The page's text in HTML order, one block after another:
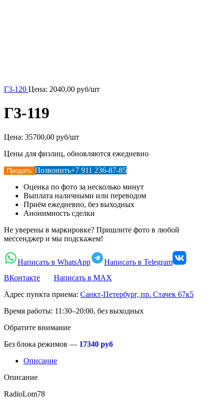
Г3-120 Цена: 2040,00 руб/шт
Г3-119
Цена: 35700,00 руб/шт
Цены для физлиц, обновляются ежедневно
Продать Позвонить+7 911 236-87-85
Оценка по фото за несколько минут
Выплата наличными или переводом
Приём ежедневно, без выходных
Анонимность сделки
Не уверены в маркировке? Пришлите фото в любой
мессенджер и мы подскажем!
Написать в WhatsApp
Написать в Telegram
ВКонтакте
Написать в MAX
Адрес пункта приема: Санкт-Петербург, пр. Стачек 67к5
Время работы: 11:30–20:00, без выходных
Обратите внимание
Без блока режимов — 17340 руб
Описание
Описание
RadioLom78